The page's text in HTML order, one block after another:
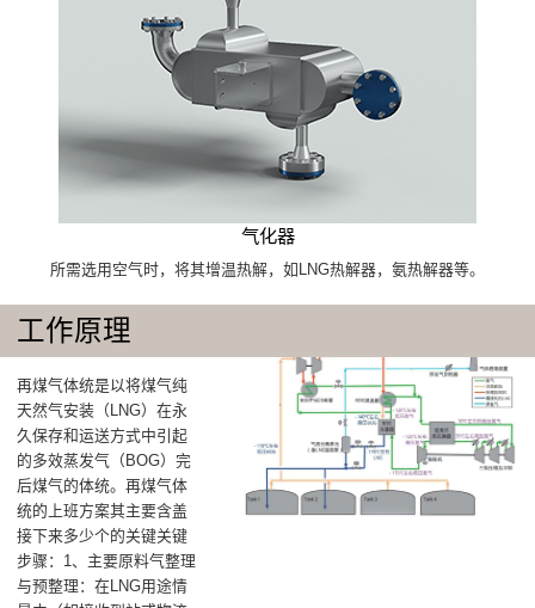
气化器
所需选用空气时，将其增温热解，如LNG热解器，氨热解器等。
工作原理
再煤气体统是以将煤气纯
天然气安装（LNG）在永
久保存和运送方式中引起
的多效蒸发气（BOG）完
后煤气的体统。再煤气体
统的上班方案其主要含盖
接下来多少个的关键关键
步骤：1、主要原料气整理
与预整理：在LNG用途情